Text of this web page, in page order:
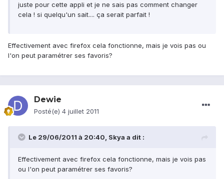
juste pour cette appli et je ne sais pas comment changer
cela ! si quelqu'un sait.... ça serait parfait !
Effectivement avec firefox cela fonctionne, mais je vois pas ou
l'on peut paramétrer ses favoris?
Dewie
Posté(e) 4 juillet 2011
Le 29/06/2011 à 20:40, Skya a dit :
Effectivement avec firefox cela fonctionne, mais je vois pas
ou l'on peut paramétrer ses favoris?